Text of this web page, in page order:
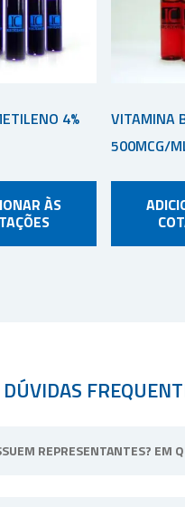
4%
ÀS
VITAMINA
500MCG/
DÚVIDAS
REPRESENTANTES? EM